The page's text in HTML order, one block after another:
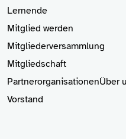
Lernende
Mitglied werden
Mitgliederversammlung
Mitgliedschaft
PartnerorganisationenÜber
Vorstand